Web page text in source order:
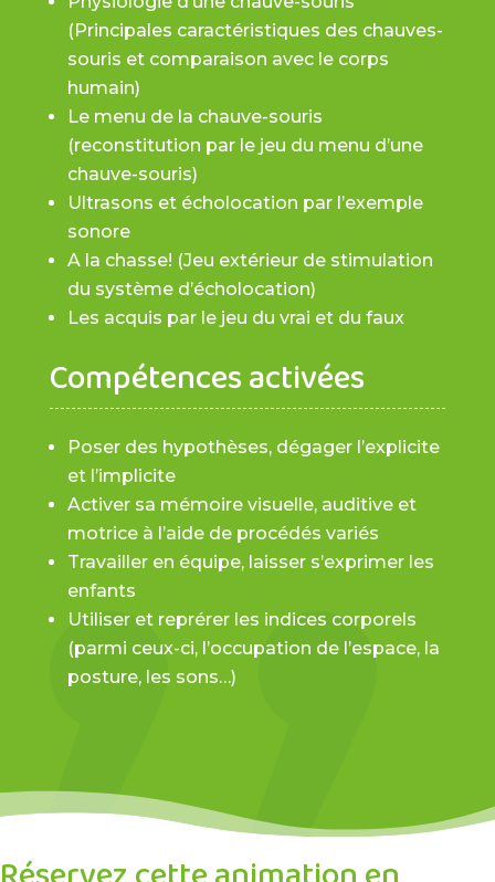
(Principales caractéristiques des chauves-
souris et comparaison avec le corps
humain)
Le menu de la chauve-souris
(reconstitution par le jeu du menu d’une
chauve-souris)
Ultrasons et écholocation par l’exemple
sonore
A la chasse! (Jeu extérieur de stimulation
du système d’écholocation)
Les acquis par le jeu du vrai et du faux
Compétences activées
Poser des hypothèses, dégager l’explicite
et l’implicite
Activer sa mémoire visuelle, auditive et
motrice à l’aide de procédés variés
Travailler en équipe, laisser s’exprimer les
enfants
Utiliser et reprérer les indices corporels
(parmi ceux-ci, l’occupation de l’espace, la
posture, les sons…)